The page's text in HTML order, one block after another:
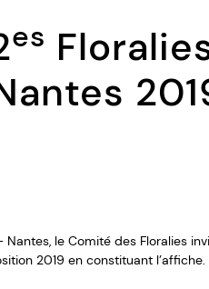
es
le Comité des Floralies
2019 en constituant l’affiche.